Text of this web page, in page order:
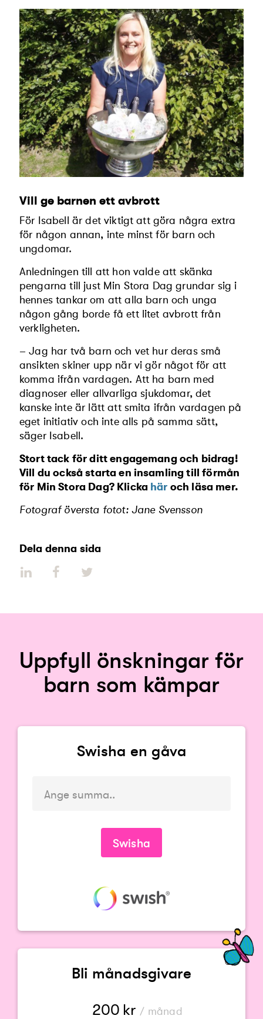
Vill ge barnen ett avbrott
För Isabell är det viktigt att göra några extra
för någon annan, inte minst för barn och
ungdomar.
Anledningen till att hon valde att skänka
pengarna till just Min Stora Dag grundar sig i
hennes tankar om att alla barn och unga
någon gång borde få ett litet avbrott från
verkligheten.
– Jag har två barn och vet hur deras små
ansikten skiner upp när vi gör något för att
komma ifrån vardagen. Att ha barn med
diagnoser eller allvarliga sjukdomar, det
kanske inte är lätt att smita ifrån vardagen på
eget initiativ och inte alls på samma sätt,
säger Isabell.
Stort tack för ditt engagemang och bidrag!
Vill du också starta en insamling till förmån
för Min Stora Dag? Klicka här och läsa mer.
Fotograf översta fotot: Jane Svensson
Dela denna sida
Uppfyll önskningar för
barn som kämpar
Swisha en gåva
Swisha
Bli månadsgivare
200 kr / månad